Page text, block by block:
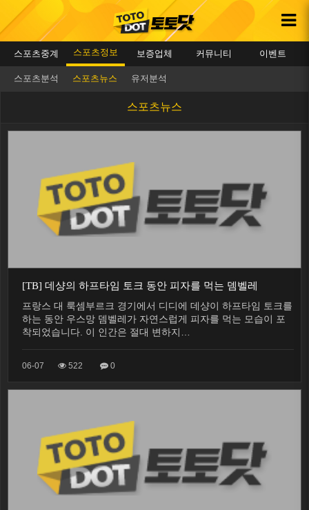
스포츠중계 스포츠정보 보증업체 커뮤니티 이벤트
스포츠분석 스포츠뉴스 유저분석
스포츠뉴스
[TB] 데샹의 하프타임 토크 동안 피자를 먹는 뎀벨레
프랑스 대 룩셈부르크 경기에서 디디에 데샹이 하프타임 토크를
하는 동안 우스망 뎀벨레가 자연스럽게 피자를 먹는 모습이 포
착되었습니다. 이 인간은 절대 변하지…
06-07 522 0